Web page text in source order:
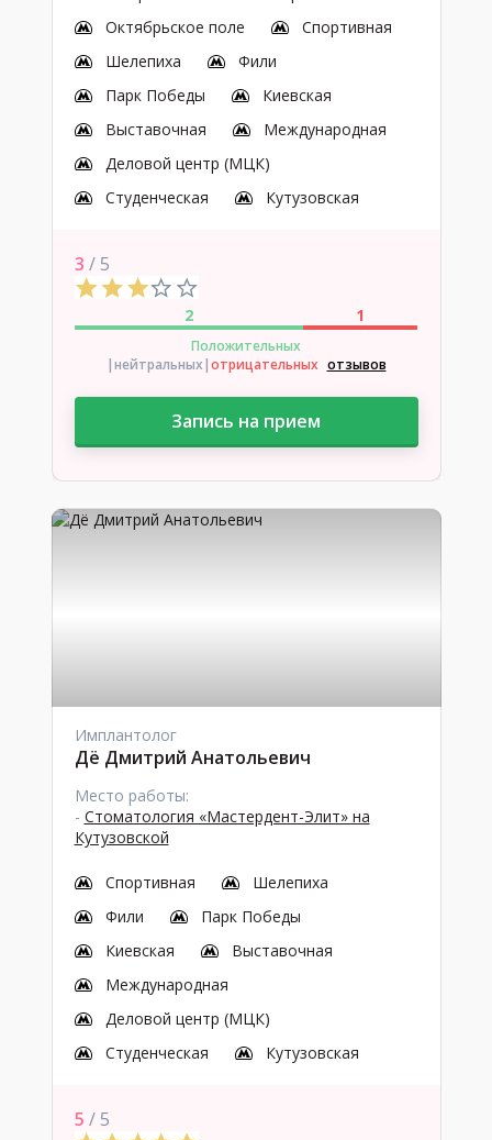
Октябрьское поле
Спортивная
Шелепиха
Фили
Парк Победы
Киевская
Выставочная
Международная
Деловой центр (МЦК)
Студенческая
Кутузовская
3 / 5
2 1
Положительных
|нейтральных|отрицательных отзывов
Запись на прием
Имплантолог
Дё Дмитрий Анатольевич
Место работы:
- Стоматология «Мастердент-Элит» на
Кутузовской
Спортивная
Шелепиха
Фили
Парк Победы
Киевская
Выставочная
Международная
Деловой центр (МЦК)
Студенческая
Кутузовская
5 / 5